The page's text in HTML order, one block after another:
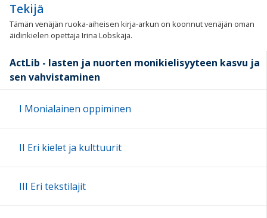
Tekijä
Tämän venäjän ruoka-aiheisen kirja-arkun on koonnut venäjän oman
äidinkielen opettaja Irina Lobskaja.
ActLib - lasten ja nuorten monikielisyyteen kasvu ja
sen vahvistaminen
I Monialainen oppiminen
II Eri kielet ja kulttuurit
III Eri tekstilajit